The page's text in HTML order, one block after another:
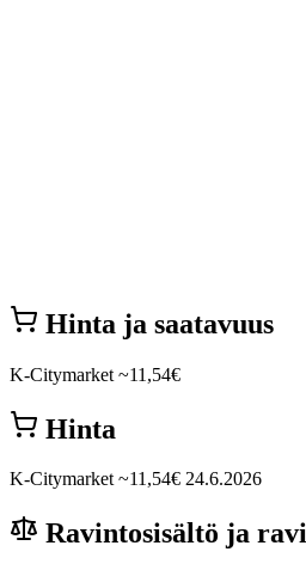
Hinta ja saatavuus
K-Citymarket ~11,54€
Hinta
K-Citymarket ~11,54€ 24.6.2026
Ravintosisältö ja